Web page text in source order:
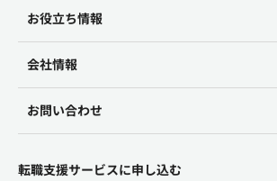
お役立ち情報
会社情報
お問い合わせ
転職支援サービスに申し込む